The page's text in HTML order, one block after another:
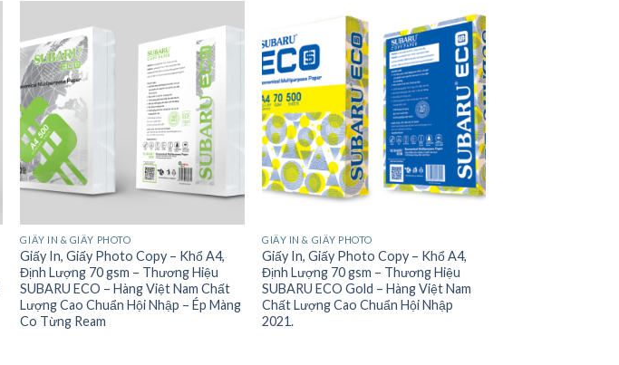
GIẤY IN & GIẤY PHOTO
Giấy In, Giấy Photo Copy – Khổ A4,
Định Lượng 70 gsm – Thương Hiệu
SUBARU ECO – Hàng Việt Nam Chất
Lượng Cao Chuẩn Hội Nhập – Ép Màng
Co Từng Ream
GIẤY IN & GIẤY PHOTO
Giấy In, Giấy Photo Copy – Khổ A4,
Định Lượng 70 gsm – Thương Hiệu
SUBARU ECO Gold – Hàng Việt Nam
Chất Lượng Cao Chuẩn Hội Nhập
2021.